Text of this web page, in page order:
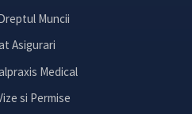
Muncii
Asigurari
Medical
si Permise